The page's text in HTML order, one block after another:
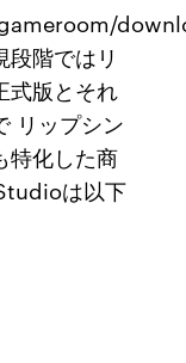
階ではリ
式版とそれ
リップシン
特化した商
は以下